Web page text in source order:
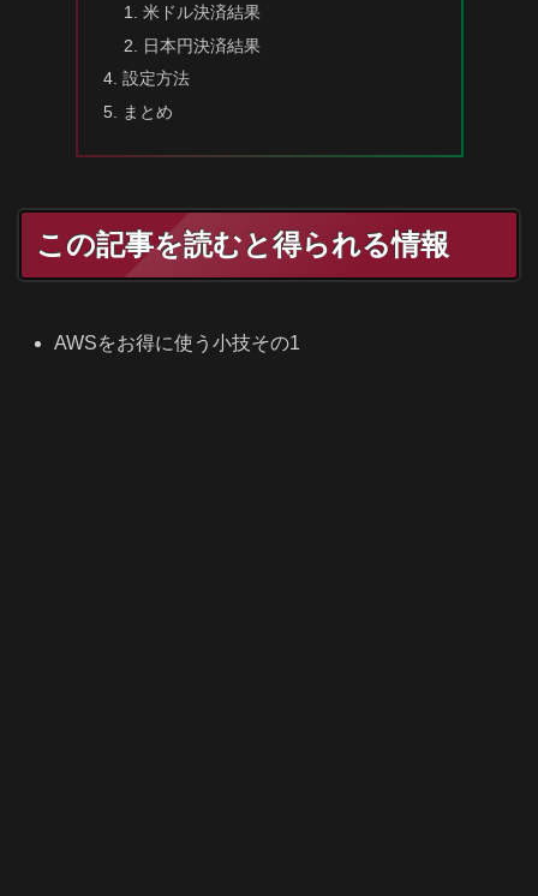
米ドル決済結果
日本円決済結果
設定方法
まとめ
この記事を読むと得られる情報
AWSをお得に使う小技その1